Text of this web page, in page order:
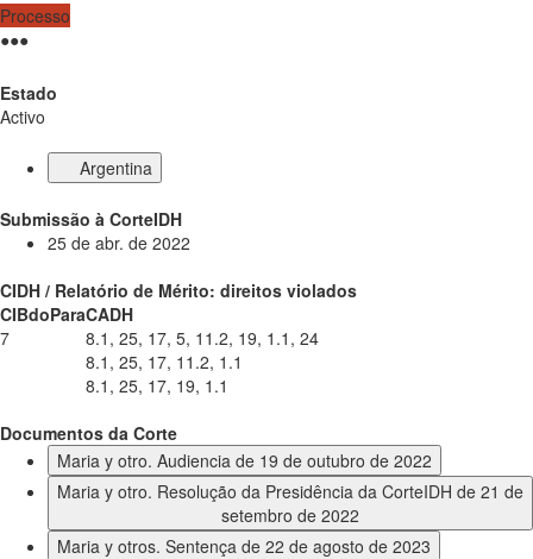
Processo
●●●
Estado
Activo
Argentina
Submissão à CorteIDH
25 de abr. de 2022
CIDH / Relatório de Mérito: direitos violados
CIBdoParaCADH
7
8.1, 25, 17, 5, 11.2, 19, 1.1, 24
8.1, 25, 17, 11.2, 1.1
8.1, 25, 17, 19, 1.1
Documentos da Corte
Maria y otro. Audiencia de 19 de outubro de 2022
Maria y otro. Resolução da Presidência da CorteIDH de 21 de
setembro de 2022
Maria y otros. Sentença de 22 de agosto de 2023